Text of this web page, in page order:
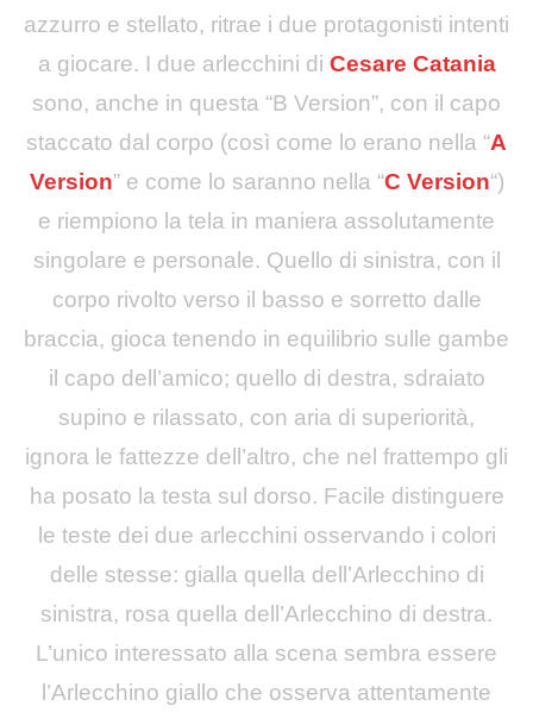
azzurro e stellato, ritrae i due protagonisti intenti
a giocare. I due arlecchini di Cesare Catania
sono, anche in questa “B Version”, con il capo
staccato dal corpo (così come lo erano nella “A
Version” e come lo saranno nella “C Version“)
e riempiono la tela in maniera assolutamente
singolare e personale. Quello di sinistra, con il
corpo rivolto verso il basso e sorretto dalle
braccia, gioca tenendo in equilibrio sulle gambe
il capo dell’amico; quello di destra, sdraiato
supino e rilassato, con aria di superiorità,
ignora le fattezze dell’altro, che nel frattempo gli
ha posato la testa sul dorso. Facile distinguere
le teste dei due arlecchini osservando i colori
delle stesse: gialla quella dell’Arlecchino di
sinistra, rosa quella dell’Arlecchino di destra.
L’unico interessato alla scena sembra essere
l’Arlecchino giallo che osserva attentamente